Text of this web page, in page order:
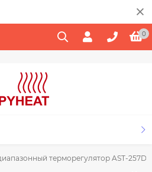
0
терморегулятор AST-257D